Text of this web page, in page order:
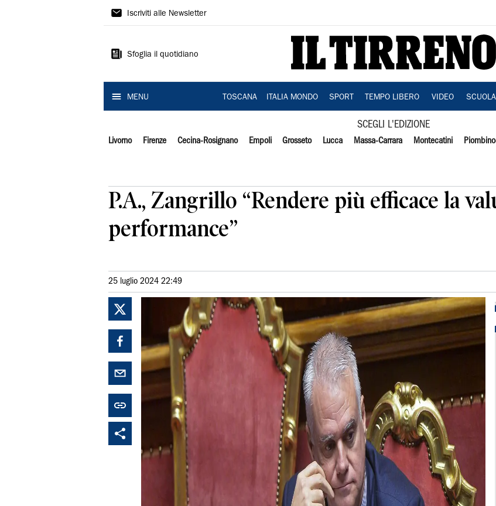
Il
Iscriviti alle Newsletter
Sfoglia il quotidiano
MENU TOSCANA ITALIA MONDO SPORT TEMPO LIBERO VIDEO
SCEGLI L'EDIZIONE
Livorno Firenze Cecina-Rosignano Empoli Grosseto Lucca Massa-Carrara Montecatini
P.A., Zangrillo “Rendere più efficace la
performance”
25 luglio 2024 22:49